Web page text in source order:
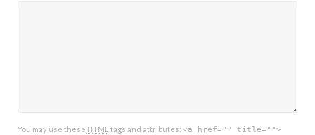
You may use these HTML tags and attributes: <a href="" title="">